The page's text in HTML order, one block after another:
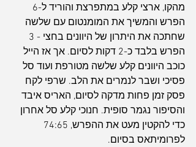
הפרש והמשיך את המומנטום עם שלשה
הפרש בלבד כ-2 דקות לסיום. אך אז הייל
כוכב היוונים קלע שלשה מטורפת ועוד סל
פסיכי ושבר לנמרים את הלב. שרפי לקח
פסק זמן פחות מדקה לסיום, האריס איבד
והסיפור נגמר סופית. חנוכי קלע סל אחרון
לפרומיתאס בסיום.